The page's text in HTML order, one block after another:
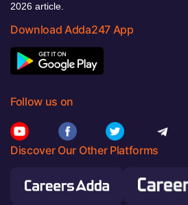
2026 article.
Download Adda247 App
Follow us on
Discover Our Other Platforms